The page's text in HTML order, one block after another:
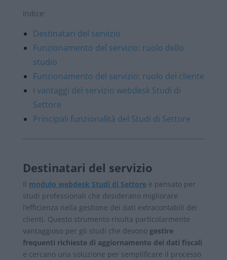
Indice:
Destinatari del servizio
Funzionamento del servizio: ruolo dello
studio
Funzionamento del servizio: ruolo del cliente
I vantaggi del servizio webdesk Studi di
Settore
Principali funzionalità del Studi di Settore
Destinatari del servizio
Il modulo webdesk Studi di Settore è pensato per
studi professionali che desiderano migliorare
l’efficienza nella gestione dei dati extracontabili dei
clienti. Questo strumento risulta particolarmente
vantaggioso per gli studi che devono gestire
frequenti richieste di aggiornamento dei dati fiscali
e cercano una soluzione per semplificare il processo